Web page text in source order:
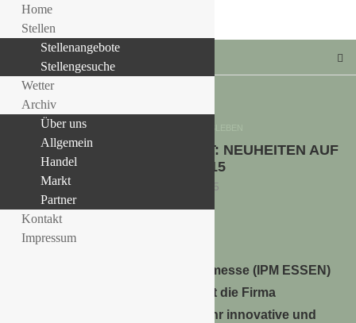
QUEDLINBURGER SAATGUT: NEUHEITEN AUF
DER IPM 2015
14. Januar 2015
Auf der internationalen Pflanzenmesse (IPM ESSEN)
vom 27. bis 30. Januar 2015, stellt die Firma
Quedlinburger Saatgut einige sehr innovative und
Home
Stellen
Stellenangebote
Stellengesuche
Wetter
Archiv
Über uns
Allgemein
Handel
Markt
Partner
Kontakt
Impressum